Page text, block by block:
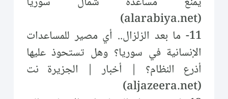
(alarabiya.net)
11- ما بعد الزلزال.. أي مصير للمساعدات
الإنسانية في سوريا؟ وهل تستحوذ عليها
أذرع النظام؟ | أخبار | الجزيرة نت
(aljazeera.net)